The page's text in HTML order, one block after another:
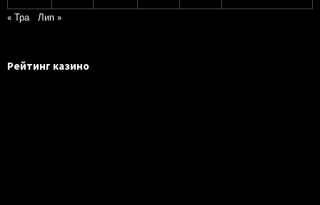
« Тра Лип »
Рейтинг казино